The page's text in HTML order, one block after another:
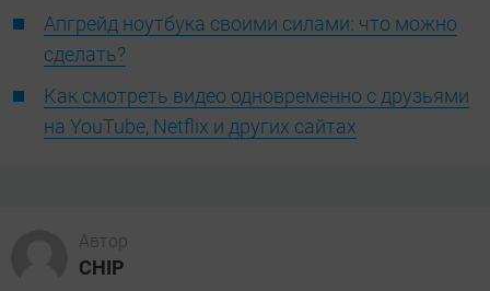
Апгрейд ноутбука своими силами: что можно
сделать?
Как смотреть видео одновременно с друзьями
на YouTube, Netflix и других сайтах
Автор
CHIP